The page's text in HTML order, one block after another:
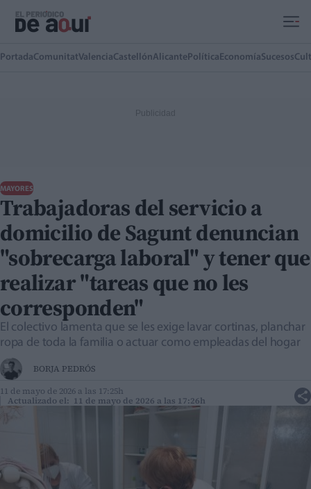
PortadaComunitatValenciaCastellónAlicante Política EconomíaSucesos
MAYORES
Trabajadoras del servicio a
domicilio de Sagunt denuncian
"sobrecarga laboral" y tener que
realizar "tareas que no les
corresponden"
El colectivo lamenta que se les exige lavar cortinas, planchar
ropa de toda la familia o actuar como empleadas del hogar
BORJA PEDRÓS
11 de mayo de 2026 a las 17:25h
Actualizado el: 11 de mayo de 2026 a las 17:26h